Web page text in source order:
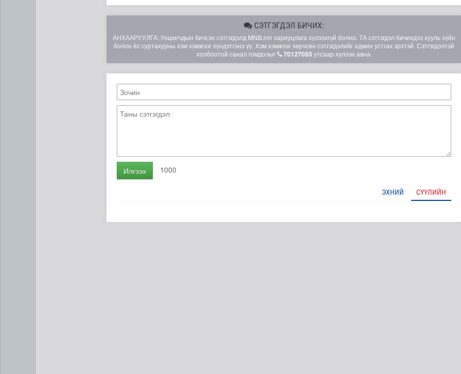
Эртний ойг хамгаалахын тулд Канадын иргэд мод бэлтгэгчдийн замыг хааж байна
СЭТГЭГДЭЛ БИЧИХ:
АНХААРУУЛГА: Уншигчдын бичсэн сэтгэгдэлд MNB.mn хариуцлага хүлээхгүй болно. ТА сэтгэгдэл бичихдээ хууль зүйн
болон ёс суртахууны хэм хэмжээг хүндэтгэнэ үү. Хэм хэмжээг зөрчсөн сэтгэгдэлийг админ устгах эрхтэй. Сэтгэгдэлтэй
холбоотой санал гомдолыг
70127055 утсаар хүлээн авна.
Илгээх 1000
ЭХНИЙ СҮҮЛИЙН